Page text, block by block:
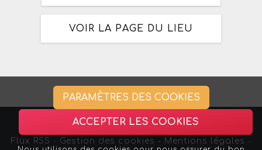
VOIR LA PAGE DU LIEU
Flux RSS Gestion des cookies - Mentions légales
PARAMÈTRES DES COOKIES
ACCEPTER LES COOKIES